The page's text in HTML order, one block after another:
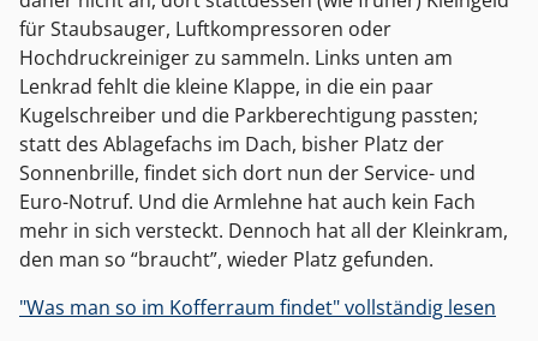
für Staubsauger, Luftkompressoren oder
Hochdruckreiniger zu sammeln. Links unten am
Lenkrad fehlt die kleine Klappe, in die ein paar
Kugelschreiber und die Parkberechtigung passten;
statt des Ablagefachs im Dach, bisher Platz der
Sonnenbrille, findet sich dort nun der Service- und
Euro-Notruf. Und die Armlehne hat auch kein Fach
mehr in sich versteckt. Dennoch hat all der Kleinkram,
den man so “braucht”, wieder Platz gefunden.
"Was man so im Kofferraum findet" vollständig lesen